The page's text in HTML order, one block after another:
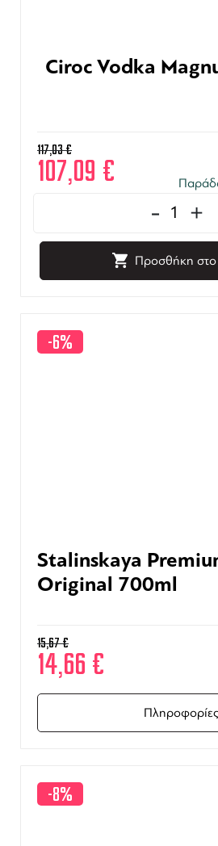
Ciroc Vodka
117,03€
107,09 €
- +
Προσθήκη στο
-6%
Stalinskaya
Original 700ml
15,67€
14,66 €
Πληροφορίες
-8%